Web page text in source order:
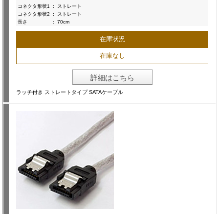
コネクタ形状1
:
ストレート
コネクタ形状2
:
ストレート
長さ
: 70cm
在庫状況
在庫なし
詳細はこちら
ラッチ付き ストレートタイプ SATAケーブル